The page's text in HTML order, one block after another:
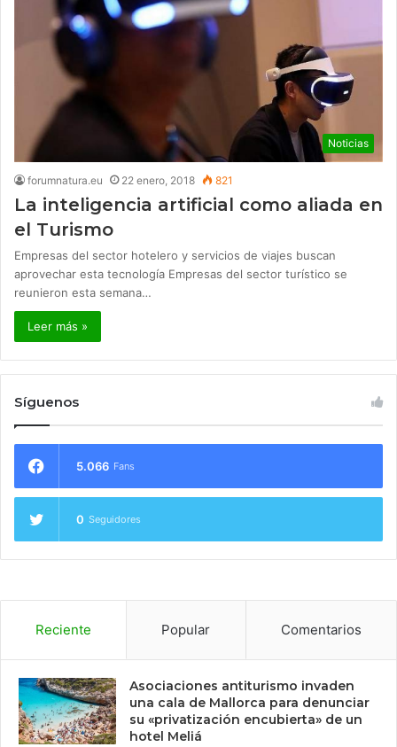
Noticias
forumnatura.eu 22 enero, 2018 821
La inteligencia artificial como aliada en
el Turismo
Empresas del sector hotelero y servicios de viajes buscan
aprovechar esta tecnología Empresas del sector turístico se
reunieron esta semana…
Leer más »
Síguenos
5.066 Fans
0 Seguidores
Reciente Popular Comentarios
Asociaciones antiturismo invaden
una cala de Mallorca para denunciar
su «privatización encubierta» de un
hotel Meliá